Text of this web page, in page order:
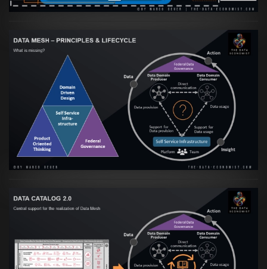
Artikel:Data Mesh Ökosysteme: Die
Transformation zur Data Inspired Human
Culture
VIEW
Artikel:Data Mesh Ökosysteme: Die
Transformation zur Data Inspired Human